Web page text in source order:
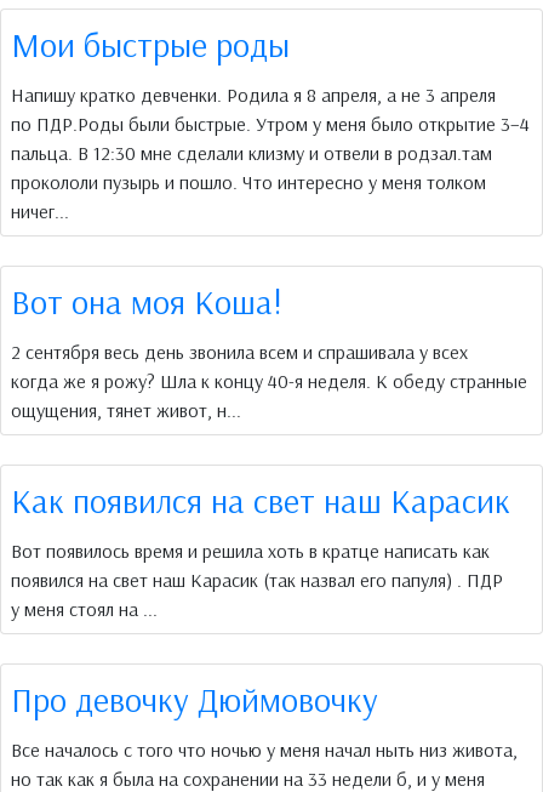
Мои быстрые роды
Напишу кратко девченки. Родила я 8 апреля, а не 3 апреля
по ПДР.Роды были быстрые. Утром у меня было открытие 3–4
пальца. В 12:30 мне сделали клизму и отвели в родзал.там
прокололи пузырь и пошло. Что интересно у меня толком
ничег...
Вот она моя Коша!
2 сентября весь день звонила всем и спрашивала у всех
когда же я рожу? Шла к концу 40-я неделя. К обеду странные
ощущения, тянет живот, н...
Как появился на свет наш Карасик
Вот появилось время и решила хоть в кратце написать как
появился на свет наш Карасик (так назвал его папуля) . ПДР
у меня стоял на ...
Про девочку Дюймовочку
Все началось с того что ночью у меня начал ныть низ живота,
но так как я была на сохранении на 33 недели б, и у меня